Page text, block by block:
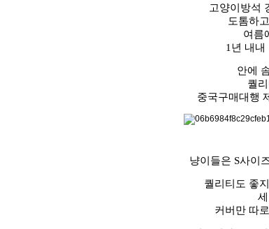
고양이방석
도톰하
여름
1년 내내
안에
퀄
중국구매대행
냥이들은 S사이
퀄리티도 좋
커버만 따